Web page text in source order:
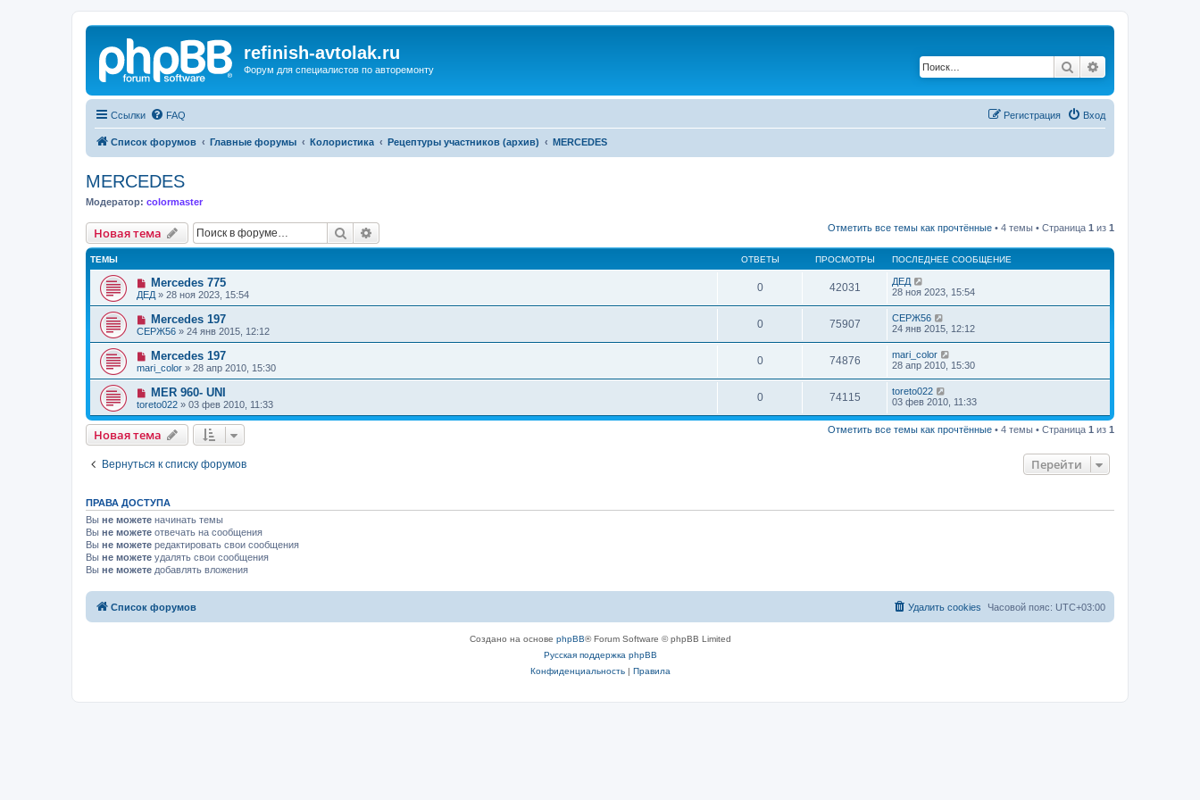
refinish-avtolak.ru
Форум для специалистов по авторемонту Поиск
Ссылки FAQ Вход
Регистрация
Список форумов Главные форумы Колористика Рецептуры участников (архив) MERCEDES
MERCEDES
Модератор: colormaster
Новая тема Поиск Отметить все темы как прочтённые • 4 темы • Страница 1 из 1
ТЕМЫ ОТВЕТЫ ПРОСМОТРЫ ПОСЛЕДНЕЕ СООБЩЕНИЕ
Mercedes 775
ДЕД » 28 ноя 2023, 15:54
0 42031
ДЕД
28 ноя 2023, 15:54
Mercedes 197
СЕРЖ56 » 24 янв 2015, 12:12
0 75907
СЕРЖ56
24 янв 2015, 12:12
Mercedes 197
mari_color » 28 апр 2010, 15:30
0 74876
mari_color
28 апр 2010, 15:30
MER 960- UNI
toreto022 » 03 фев 2010, 11:33
0 74115
toreto022
03 фев 2010, 11:33
Новая тема Отметить все темы как прочтённые • 4 темы • Страница 1 из 1
Вернуться к списку форумов Перейти
ПРАВА ДОСТУПА
Вы не можете начинать темы
Вы не можете отвечать на сообщения
Вы не можете редактировать свои сообщения
Вы не можете удалять свои сообщения
Вы не можете добавлять вложения
Список форумов Часовой пояс: UTC+03:00
Удалить cookies
Создано на основе phpBB® Forum Software © phpBB Limited
Русская поддержка phpBB
Конфиденциальность| Правила